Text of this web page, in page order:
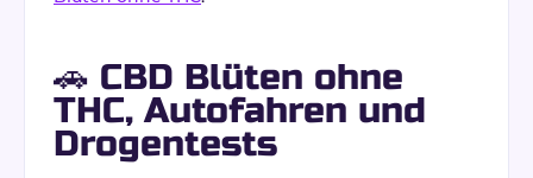
🚗 CBD Blüten ohne
THC, Autofahren und
Drogentests